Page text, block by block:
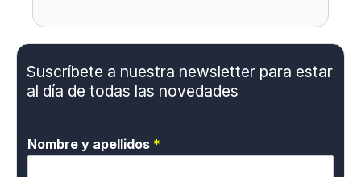
Suscríbete a nuestra newsletter para estar
al día de todas las novedades
Nombre y apellidos *